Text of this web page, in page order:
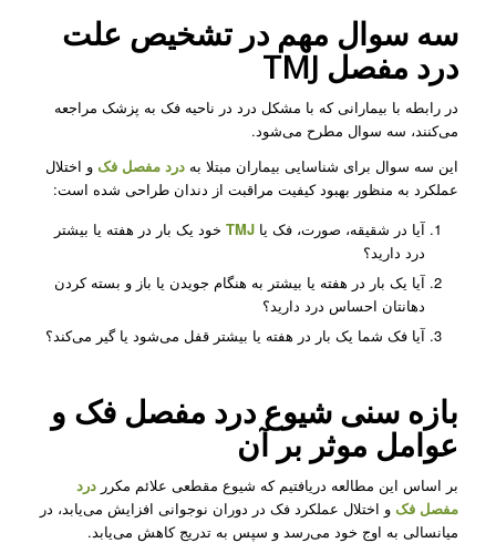
سه سوال مهم در تشخیص علت
درد مفصل TMJ
در رابطه با بیمارانی که با مشکل درد در ناحیه فک به پزشک مراجعه
می‌کنند، سه سوال مطرح می‌شود.
این سه سوال برای شناسایی بیماران مبتلا به درد مفصل فکو اختلال
عملکرد به منظور بهبود کیفیت مراقبت از دندان طراحی شده است:
آیا در شقیقه، صورت، فک یا TMJخود یک بار در هفته یا بیشتر
درد دارید؟
آیا یک بار در هفته یا بیشتر به هنگام جویدن یا باز و بسته کردن
دهانتان احساس درد دارید؟
آیا فک شما یک بار در هفته یا بیشتر قفل می‌شود یا گیر می‌کند؟
بازه سنی شیوع درد مفصل فک و
عوامل موثر بر آن
بر اساس این مطالعه دریافتیم که شیوع مقطعی علائم مکرر درد
مفصل فکو اختلال عملکرد فک در دوران نوجوانی افزایش می‌یابد، در
میانسالی به اوج خود می‌رسد و سپس به تدریج کاهش می‌یابد.